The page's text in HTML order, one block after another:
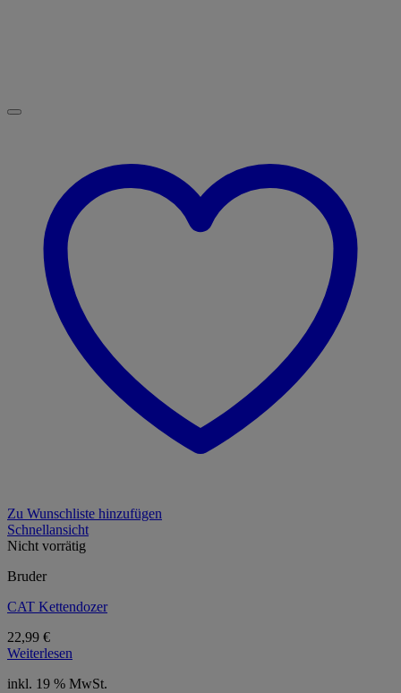
Zu Wunschliste hinzufügen
Schnellansicht
Nicht vorrätig
Bruder
CAT Kettendozer
22,99 €
Weiterlesen
inkl. 19 % MwSt.